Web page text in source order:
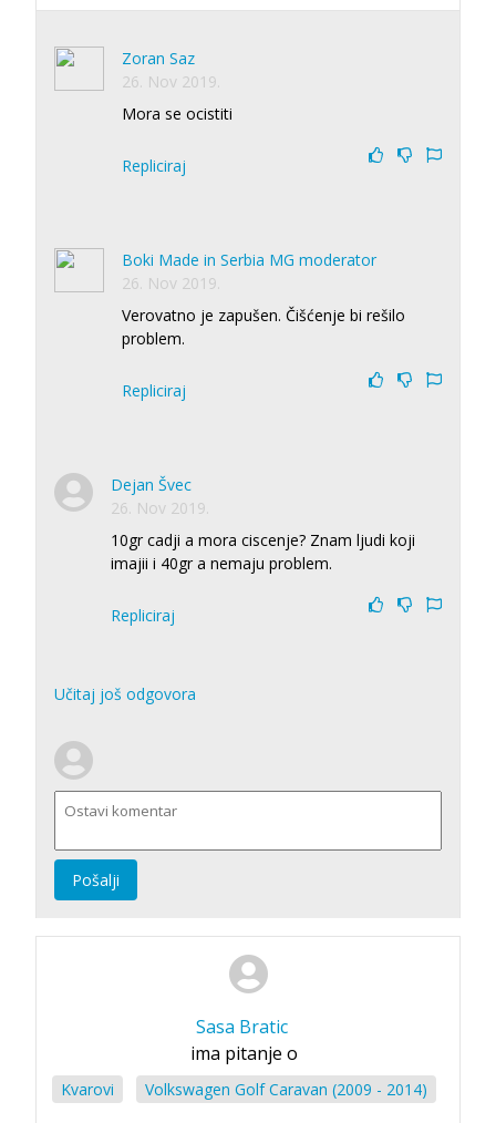
Zoran Saz
26. Nov 2019.
Mora se ocistiti
Repliciraj
Boki Made in Serbia MG moderator
26. Nov 2019.
Verovatno je zapušen. Čišćenje bi rešilo
problem.
Repliciraj
Dejan Švec
26. Nov 2019.
10gr cadji a mora ciscenje? Znam ljudi koji
imajii i 40gr a nemaju problem.
Repliciraj
Učitaj još odgovora
Pošalji
Sasa Bratic
ima pitanje o
Kvarovi Volkswagen Golf Caravan (2009 - 2014)